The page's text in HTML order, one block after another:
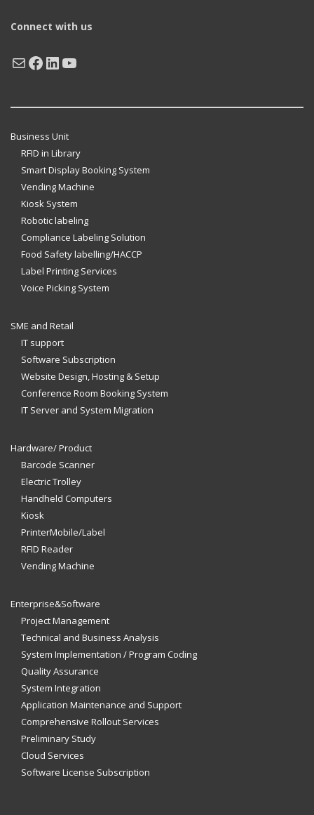
Connect with us
MailFacebook
LinkedIn
YouTube
Business Unit
RFID in Library
Smart Display Booking System
Vending Machine
Kiosk System
Robotic labeling
Compliance Labeling Solution
Food Safety labelling/HACCP
Label Printing Services
Voice Picking System
SME and Retail
IT support
Software Subscription
Website Design, Hosting & Setup
Conference Room Booking System
IT Server and System Migration
Hardware/ Product
Barcode Scanner
Electric Trolley
Handheld Computers
Kiosk
PrinterMobile/Label
RFID Reader
Vending Machine
Enterprise&Software
Project Management
Technical and Business Analysis
System Implementation / Program Coding
Quality Assurance
System Integration
Application Maintenance and Support
Comprehensive Rollout Services
Preliminary Study
Cloud Services
Software License Subscription